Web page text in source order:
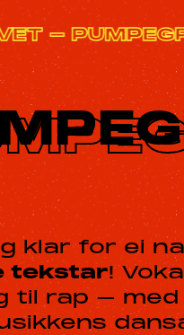
-
klar for ei
tekstar!
til rap –